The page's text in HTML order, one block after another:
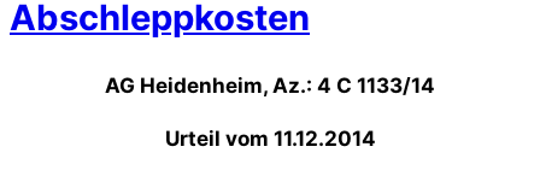
Abschleppkosten
AG Heidenheim, Az.: 4 C 1133/14
Urteil vom 11.12.2014